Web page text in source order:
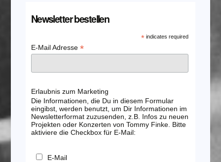
Newsletter bestellen
* indicates required
E-Mail Adresse *
Erlaubnis zum Marketing
Die Informationen, die Du in diesem Formular
eingibst, werden benutzt, um Dir Informationen im
Newsletterformat zuzusenden, z.B. Infos zu neuen
Projekten oder Konzerten von Tommy Finke. Bitte
aktiviere die Checkbox für E-Mail:
E-Mail